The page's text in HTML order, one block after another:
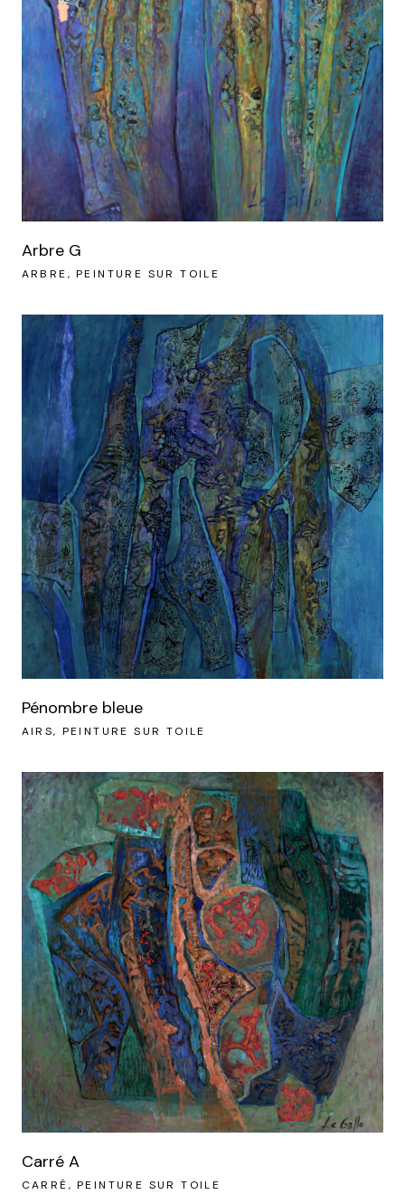
Arbre G
ARBRE PEINTURE SUR TOILE
Pénombre bleue
AIRS PEINTURE SUR TOILE
Carré A
CARRÉ PEINTURE SUR TOILE